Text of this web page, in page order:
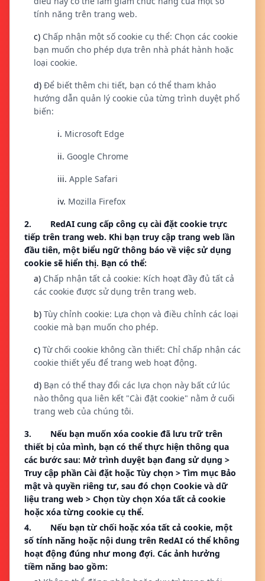
tính năng trên trang web.
c) Chấp nhận một số cookie cụ thể: Chọn các cookie
bạn muốn cho phép dựa trên nhà phát hành hoặc
loại cookie.
d) Để biết thêm chi tiết, bạn có thể tham khảo
hướng dẫn quản lý cookie của từng trình duyệt phổ
biến:
i. Microsoft Edge
ii. Google Chrome
iii. Apple Safari
iv. Mozilla Firefox
2. RedAI cung cấp công cụ cài đặt cookie trực
tiếp trên trang web. Khi bạn truy cập trang web lần
đầu tiên, một biểu ngữ thông báo về việc sử dụng
cookie sẽ hiển thị. Bạn có thể:
a) Chấp nhận tất cả cookie: Kích hoạt đầy đủ tất cả
các cookie được sử dụng trên trang web.
b) Tùy chỉnh cookie: Lựa chọn và điều chỉnh các loại
cookie mà bạn muốn cho phép.
c) Từ chối cookie không cần thiết: Chỉ chấp nhận các
cookie thiết yếu để trang web hoạt động.
d) Bạn có thể thay đổi các lựa chọn này bất cứ lúc
nào thông qua liên kết "Cài đặt cookie" nằm ở cuối
trang web của chúng tôi.
3. Nếu bạn muốn xóa cookie đã lưu trữ trên
thiết bị của mình, bạn có thể thực hiện thông qua
các bước sau: Mở trình duyệt bạn đang sử dụng >
Truy cập phần Cài đặt hoặc Tùy chọn > Tìm mục Bảo
mật và quyền riêng tư, sau đó chọn Cookie và dữ
liệu trang web > Chọn tùy chọn Xóa tất cả cookie
hoặc xóa từng cookie cụ thể.
4. Nếu bạn từ chối hoặc xóa tất cả cookie, một
số tính năng hoặc nội dung trên RedAI có thể không
hoạt động đúng như mong đợi. Các ảnh hưởng
tiềm năng bao gồm: